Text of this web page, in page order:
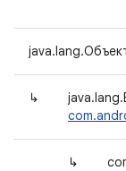
↳
↳